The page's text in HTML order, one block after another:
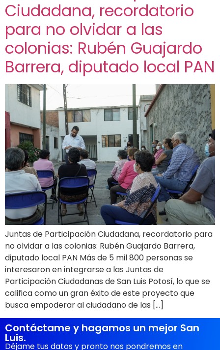
Ciudadana, recordatorio
para no olvidar a las
colonias: Rubén Guajardo
Barrera, diputado local PAN
Juntas de Participación Ciudadana, recordatorio para
no olvidar a las colonias: Rubén Guajardo Barrera,
diputado local PAN Más de 5 mil 800 personas se
interesaron en integrarse a las Juntas de
Participación Ciudadanas de San Luis Potosí, lo que se
califica como un gran éxito de este proyecto que
busca empoderar al ciudadano de las […]
Contáctame y hagamos un mejor San
Luis.
Déjame tus datos y pronto nos pondremos en